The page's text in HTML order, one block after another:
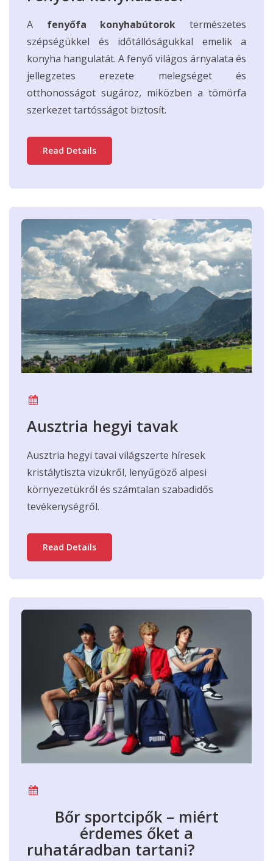
A fenyőfa konyhabútorok természetes
szépségükkel és időtállóságukkal emelik a
konyha hangulatát. A fenyő világos árnyalata és
jellegzetes erezete melegséget és
otthonosságot sugároz, miközben a tömörfa
szerkezet tartósságot biztosít.
Read Details
Ausztria hegyi tavak
Ausztria hegyi tavai világszerte híresek
kristálytiszta vizükről, lenyűgöző alpesi
környezetükről és számtalan szabadidős
tevékenységről.
Read Details
Bőr sportcipők – miért
érdemes őket a
ruhatáradban tartani?